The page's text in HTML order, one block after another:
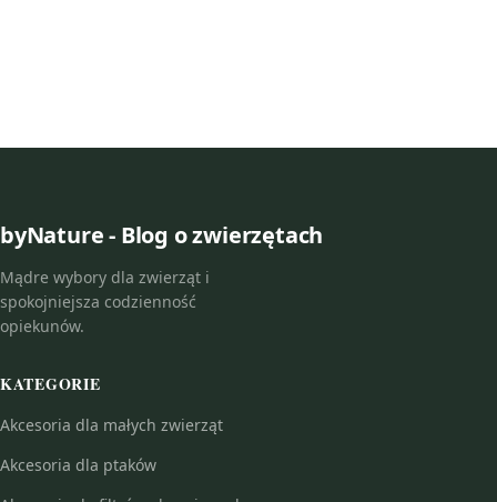
byNature - Blog o zwierzętach
Mądre wybory dla zwierząt i
spokojniejsza codzienność
opiekunów.
KATEGORIE
Akcesoria dla małych zwierząt
Akcesoria dla ptaków